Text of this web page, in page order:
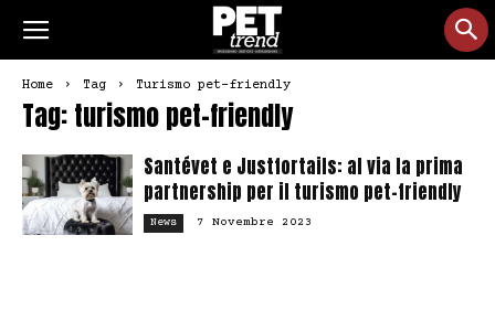
Home Tag Turismo pet-friendly
Tag: turismo pet-friendly
Santévet e Justfortails: al via la prima
partnership per il turismo pet-friendly
News 7 Novembre 2023